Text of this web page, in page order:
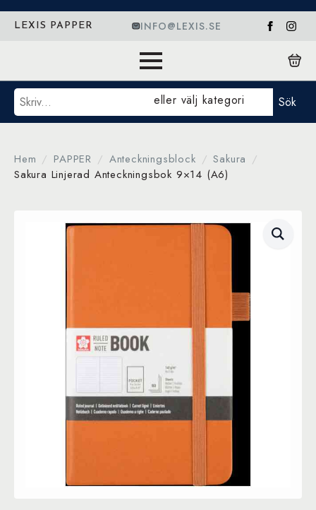
LEXIS PAPPER INFO@LEXIS.SE
Sök eller välj kategori Sök
Hem PAPPER Anteckningsblock
Sakura
Sakura Linjerad Anteckningsbok 9×14 (A6)